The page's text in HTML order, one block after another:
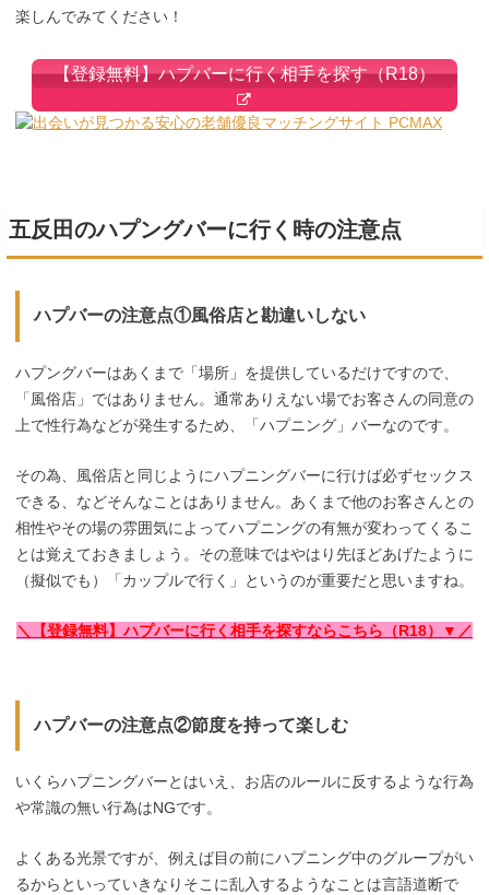
楽しんでみてください！
【登録無料】ハプバーに行く相手を探す（R18）
五反田のハプングバーに行く時の注意点
ハプバーの注意点①風俗店と勘違いしない
ハプングバーはあくまで「場所」を提供しているだけですので、
「風俗店」ではありません。通常ありえない場でお客さんの同意の
上で性行為などが発生するため、「ハプニング」バーなのです。
その為、風俗店と同じようにハプニングバーに行けば必ずセックス
できる、などそんなことはありません。あくまで他のお客さんとの
相性やその場の雰囲気によってハプニングの有無が変わってくるこ
とは覚えておきましょう。その意味ではやはり先ほどあげたように
（擬似でも）「カップルで行く」というのが重要だと思いますね。
＼【登録無料】ハプバーに行く相手を探すならこちら（R18）▼／
ハプバーの注意点②節度を持って楽しむ
いくらハプニングバーとはいえ、お店のルールに反するような行為
や常識の無い行為はNGです。
よくある光景ですが、例えば目の前にハプニング中のグループがい
るからといっていきなりそこに乱入するようなことは言語道断で